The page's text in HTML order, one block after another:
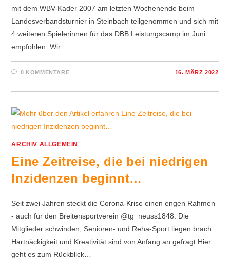
mit dem WBV-Kader 2007 am letzten Wochenende beim
Landesverbandsturnier in Steinbach teilgenommen und sich mit
4 weiteren Spielerinnen für das DBB Leistungscamp im Juni
empfohlen. Wir…
0 KOMMENTARE 16. MÄRZ 2022
ARCHIV ALLGEMEIN
Eine Zeitreise, die bei niedrigen
Inzidenzen beginnt…
Seit zwei Jahren steckt die Corona-Krise einen engen Rahmen
- auch für den Breitensportverein @tg_neuss1848. Die
Mitglieder schwinden, Senioren- und Reha-Sport liegen brach.
Hartnäckigkeit und Kreativität sind von Anfang an gefragt.Hier
geht es zum Rückblick…